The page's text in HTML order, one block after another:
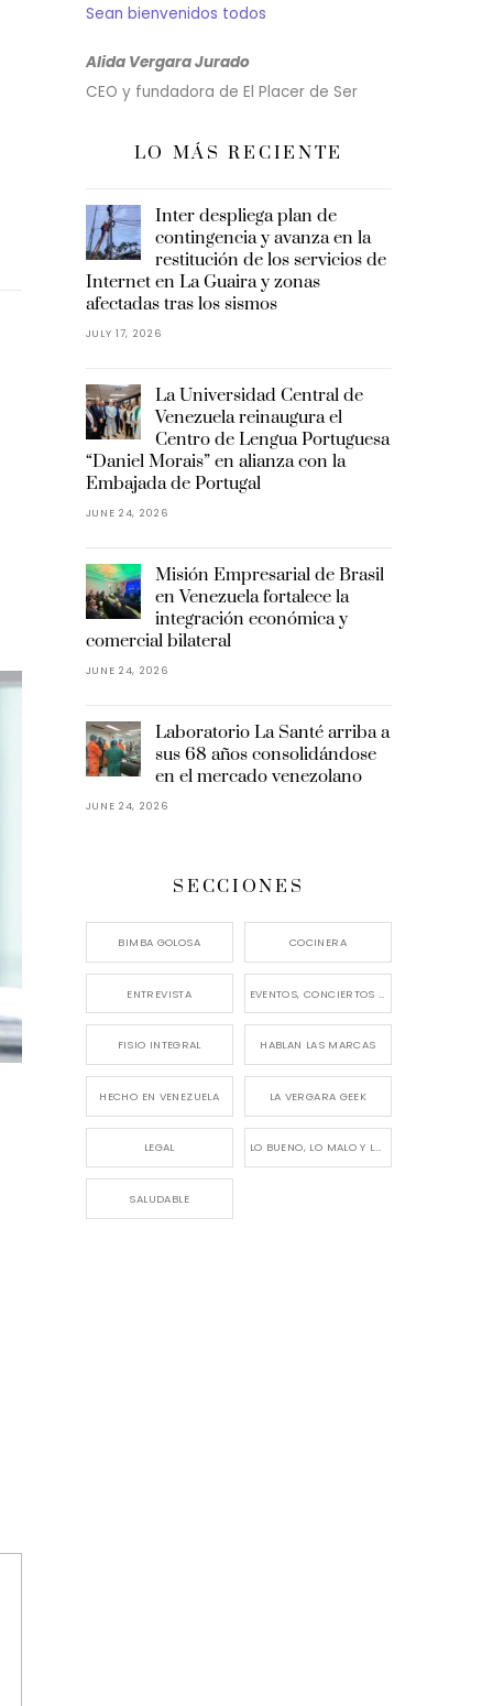
Sean bienvenidos todos
Alida Vergara Jurado
CEO y fundadora de El Placer de Ser
LO MÁS RECIENTE
Inter despliega plan de
contingencia y avanza en la
restitución de los servicios de
Internet en La Guaira y zonas
afectadas tras los sismos
JULY 17, 2026
La Universidad Central de
Venezuela reinaugura el
Centro de Lengua Portuguesa
“Daniel Morais” en alianza con la
Embajada de Portugal
JUNE 24, 2026
Misión Empresarial de Brasil
en Venezuela fortalece la
integración económica y
comercial bilateral
JUNE 24, 2026
Laboratorio La Santé arriba a
sus 68 años consolidándose
en el mercado venezolano
JUNE 24, 2026
SECCIONES
BIMBA GOLOSA COCINERA
ENTREVISTA
FISIO INTEGRAL HABLAN LAS MARCAS
HECHO EN VENEZUELA LA VERGARA GEEK
LEGAL LO BUENO, LO MALO Y LO FEO
SALUDABLE